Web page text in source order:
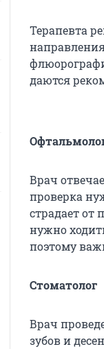
Терапевта
даются
Врач
проверка
страдает от
нужно
поэтому
Стоматолог
Врач
зубов и